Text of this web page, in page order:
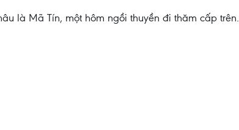
là Mã Tín, một hôm ngồi thuyền đi thăm cấp trên.